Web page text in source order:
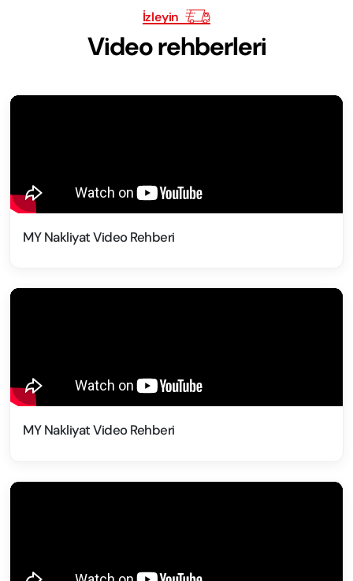
İzleyin
Video rehberleri
MY Nakliyat Video Rehberi
MY Nakliyat Video Rehberi